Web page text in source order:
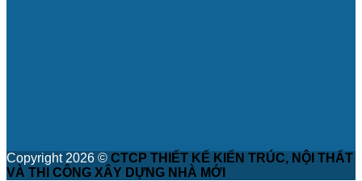
Copyright 2026 © CTCP THIẾT KẾ KIẾN TRÚC, NỘI THẤT
VÀ THI CÔNG XÂY DỰNG NHÀ MỚI